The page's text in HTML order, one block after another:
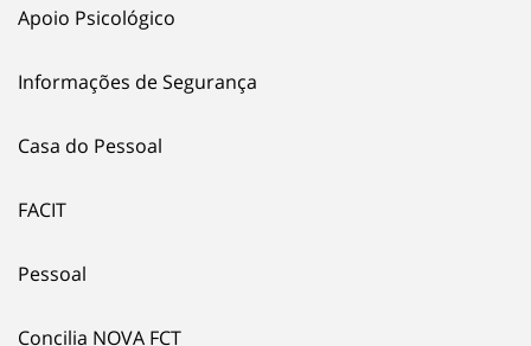
Apoio Psicológico
Informações de Segurança
Casa do Pessoal
FACIT
Pessoal
Concilia NOVA FCT